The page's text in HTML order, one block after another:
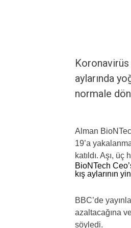
Koronavirüs
aylarında
normale
Alman
19’a
katıldı. Aşı,
BioNTech
kış aylarının
BBC’de
azaltacağına
söyledi.